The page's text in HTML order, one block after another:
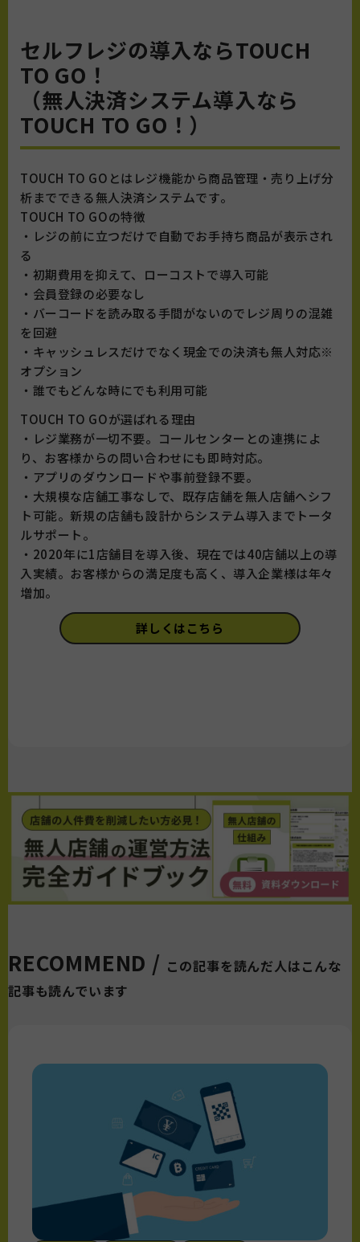
セルフレジの導入ならTOUCH
TO GO！
（無人決済システム導入なら
TOUCH TO GO！）
TOUCH TO GOとはレジ機能から商品管理・売り上げ分
析までできる無人決済システムです。
TOUCH TO GOの特徴
・レジの前に立つだけで自動でお手持ち商品が表示され
る
・初期費用を抑えて、ローコストで導入可能
・会員登録の必要なし
・バーコードを読み取る手間がないのでレジ周りの混雑
を回避
・キャッシュレスだけでなく現金での決済も無人対応※
オプション
・誰でもどんな時にでも利用可能
TOUCH TO GOが選ばれる理由
・レジ業務が一切不要。コールセンターとの連携によ
り、お客様からの問い合わせにも即時対応。
・アプリのダウンロードや事前登録不要。
・大規模な店舗工事なしで、既存店舗を無人店舗へシフ
ト可能。新規の店舗も設計からシステム導入までトータ
ルサポート。
・2020年に1店舗目を導入後、現在では40店舗以上の導
入実績。お客様からの満足度も高く、導入企業様は年々
増加。
詳しくはこちら
RECOMMEND / この記事を読んだ人はこんな
記事も読んでいます